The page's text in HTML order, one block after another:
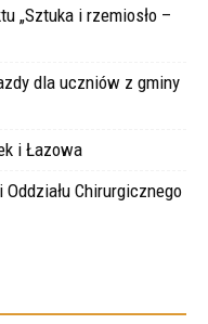
„Sztuka i rzemiosło –
dla uczniów z gminy
i Łazowa
Chirurgicznego